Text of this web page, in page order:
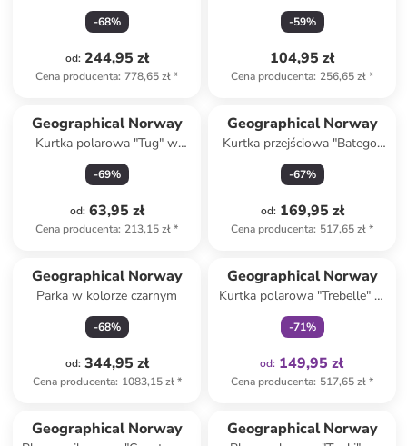
kolorze czarnym
-68%
od: 244,95 zł
Cena producenta: 778,65 zł*
kolorze jasnoróżowym
-59%
104,95 zł
Cena producenta: 256,65 zł*
Geographical Norway
Kurtka polarowa "Tug" w
kolorze szarym
-69%
od: 63,95 zł
Cena producenta: 213,15 zł*
Geographical Norway
Kurtka przejściowa "Batego"
w kolorze czarnym
-67%
od: 169,95 zł
Cena producenta: 517,65 zł*
Geographical Norway
Parka w kolorze czarnym
-68%
od: 344,95 zł
Cena producenta: 1083,15 zł*
Geographical Norway
Kurtka polarowa "Trebelle" w
kolorze czarnym
-71%
od: 149,95 zł
Cena producenta: 517,65 zł*
Geographical Norway Geographical Norway